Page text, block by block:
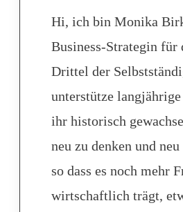
Hi, ich bin Monika
Business-Strategin für
Drittel der
unterstütze
ihr historisch
neu zu denken und
so dass es noch mehr
wirtschaftlich trägt,